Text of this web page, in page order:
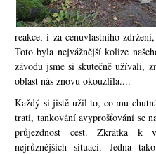
reakce, i za cenuvlastního
Toto byla nejvážnější kolize
závodu jsme si skutečně užívali,
oblast nás znovu okouzlila....
Každý si jistě užil to, co mu
trati, tankování avyprošťování se
průjezdnost cest. Zkrátka k
nejrůznějších situací. Jedna